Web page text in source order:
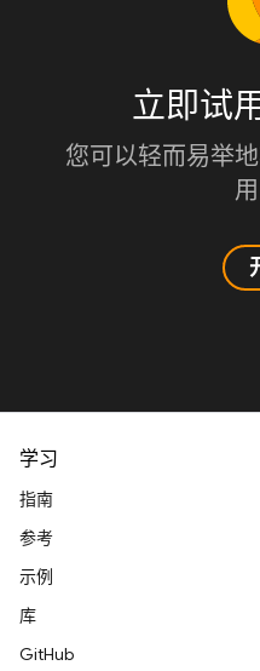
立即试
您可以轻而易举
用
学习
指南
参考
示例
库
GitHub